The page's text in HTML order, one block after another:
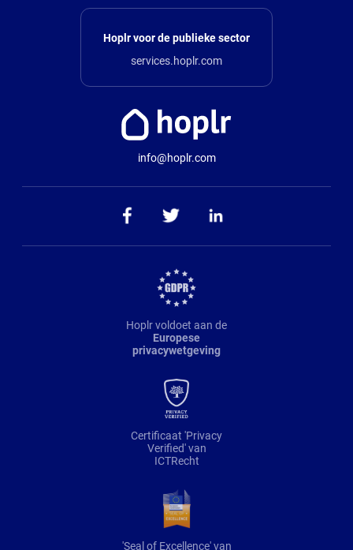
Hoplr voor de publieke sector
services.hoplr.com
info@hoplr.com
Hoplr voldoet aan de
Europese
privacywetgeving
Certificaat 'Privacy
Verified' van
ICTRecht
'Seal of Excellence' van